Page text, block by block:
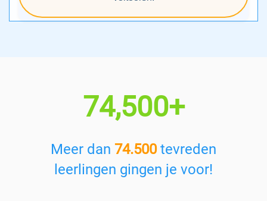
74,500+
Meer dan 74.500tevreden
leerlingen gingen je voor!